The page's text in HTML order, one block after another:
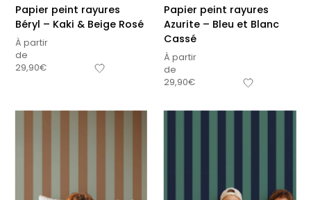
Papier peint rayures
Béryl – Kaki & Beige Rosé
À partir
de
29,90€
Papier peint rayures
Azurite – Bleu et Blanc
Cassé
À partir
de
29,90€